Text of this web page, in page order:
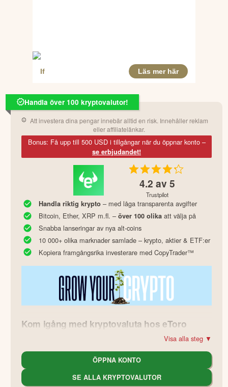
Handla över 100 kryptovalutor!
Att investera dina pengar innebär alltid en risk. Innehåller reklam
eller affiliatelänkar.
Bonus: Få upp till 500 USD i tillgångar när du öppnar konto –
se erbjudandet!
4.2 av 5
Trustpilot
Handla riktig krypto– med låga transparenta avgifter
Bitcoin, Ether, XRP m.fl. – över 100 olikaatt välja på
Snabba lanseringar av nya alt-coins
10 000+ olika marknader samlade – krypto, aktier & ETF:er
Kopiera framgångsrika investerare med CopyTrader™
Kom igång med kryptovaluta hos eToro
investerare – få nya insikter, ställ frågor och kopiera
handlares portföljer
Visa alla steg ▼
ÖPPNA KONTO
SE ALLA KRYPTOVALUTOR